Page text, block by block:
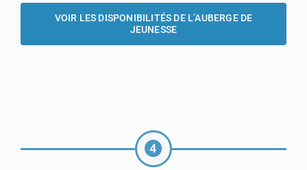
VOIR LES DISPONIBILITÉS DE L’AUBERGE DE
JEUNESSE